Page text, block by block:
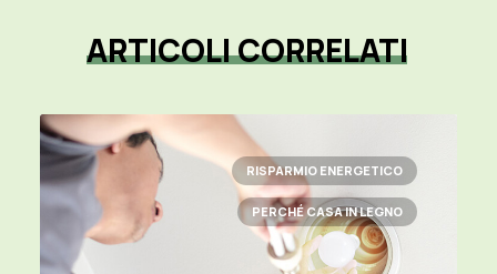
ARTICOLICORRELATI
RISPARMIO ENERGETICO
PERCHÉ CASA IN LEGNO